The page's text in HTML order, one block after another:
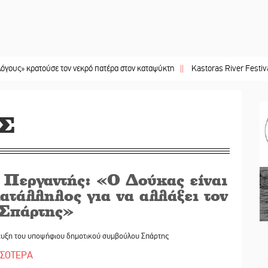
τον νεκρό πατέρα στον καταψύκτη || Kastoras River Festival 2026: Ένα
«Ο Δούκας είναι
για να αλλάξει τον
του υποψήφιου δημοτικού συμβούλου Σπάρτης